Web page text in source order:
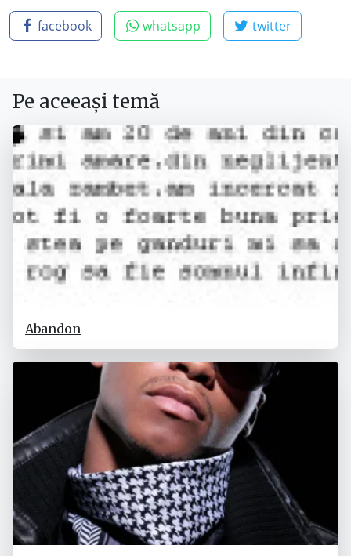
facebook whatsapp twitter
Pe aceeași temă
Abandon